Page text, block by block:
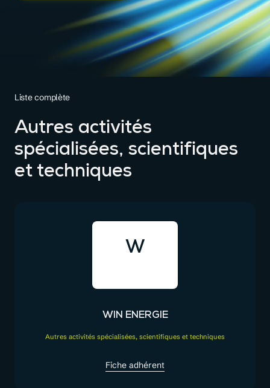
Liste complète
Autres activités
spécialisées, scientifiques
et techniques
W
WIN ENERGIE
Autres activités spécialisées, scientifiques et techniques
Fiche adhérent